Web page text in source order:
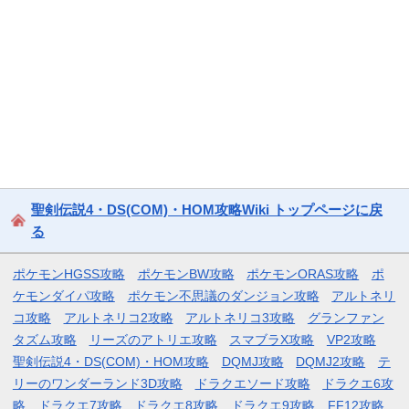
聖剣伝説4・DS(COM)・HOM攻略Wiki トップページに戻
る
ポケモンHGSS攻略 ポケモンBW攻略 ポケモンORAS攻略
ポ
ケモンダイパ攻略
ポケモン不思議のダンジョン攻略
アルトネリ
コ攻略
アルトネリコ2攻略 アルトネリコ3攻略
グランファン
タズム攻略
リーズのアトリエ攻略 スマブラX攻略
VP2攻略
聖剣伝説4・DS(COM)・HOM攻略
DQMJ攻略 DQMJ2攻略
テ
リーのワンダーランド3D攻略
ドラクエソード攻略
ドラクエ6攻
略
ドラクエ7攻略 ドラクエ8攻略 ドラクエ9攻略 FF12攻略